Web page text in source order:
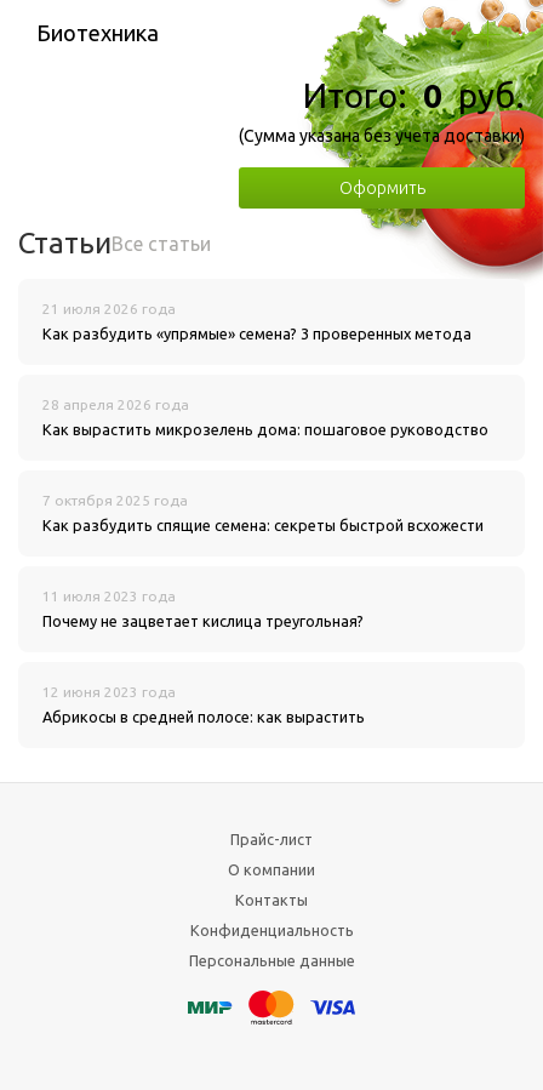
Биотехника
Итого: 0 руб.
(Сумма указана без учета доставки)
Оформить
СтатьиВсе статьи
21 июля 2026 года
Как разбудить «упрямые» семена? 3 проверенных метода
28 апреля 2026 года
Как вырастить микрозелень дома: пошаговое руководство
7 октября 2025 года
Как разбудить спящие семена: секреты быстрой всхожести
11 июля 2023 года
Почему не зацветает кислица треугольная?
12 июня 2023 года
Абрикосы в средней полосе: как вырастить
Прайс-лист
О компании
Контакты
Конфиденциальность
Персональные данные